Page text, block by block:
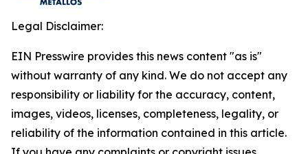
Legal Disclaimer:
EIN Presswire provides this news content "as is"
without warranty of any kind. We do not accept any
responsibility or liability for the accuracy, content,
images, videos, licenses, completeness, legality, or
reliability of the information contained in this article.